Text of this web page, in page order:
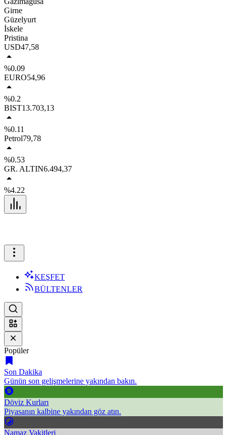
Girne
Güzelyurt
İskele
Pristina
USD47,58
%0.09
EURO54,96
%0.2
BIST13.703,13
%0.11
Petrol79,78
%0.53
GR. ALTIN6.494,37
%4.22
KEŞFET
BÜLTENLER
Popüler
Son Dakika
Günün son gelişmelerine yakından bakın.
Döviz Kurları
Piyasanın kalbine yakından göz atın.
Namaz Vakitleri